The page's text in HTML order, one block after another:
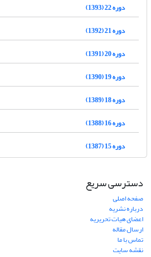
دوره 22 (1393)
دوره 21 (1392)
دوره 20 (1391)
دوره 19 (1390)
دوره 18 (1389)
دوره 16 (1388)
دوره 15 (1387)
دسترسی سریع
صفحه اصلی
درباره نشریه
اعضای هیات تحریریه
ارسال مقاله
تماس با ما
نقشه سایت